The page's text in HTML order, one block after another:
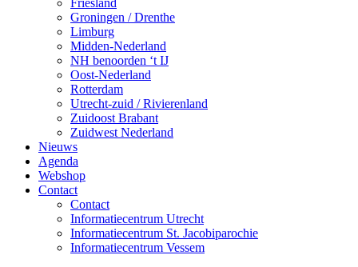
Friesland
Groningen / Drenthe
Limburg
Midden-Nederland
NH benoorden ‘t IJ
Oost-Nederland
Rotterdam
Utrecht-zuid / Rivierenland
Zuidoost Brabant
Zuidwest Nederland
Nieuws
Agenda
Webshop
Contact
Contact
Informatiecentrum Utrecht
Informatiecentrum St. Jacobiparochie
Informatiecentrum Vessem